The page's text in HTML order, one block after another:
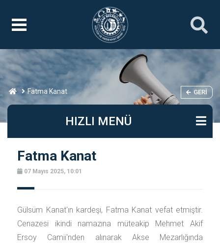
Fatma Kanat GERI
HIZLI MENÜ
Fatma Kanat
07 Mayıs 2025, 10:01
Gülsüm Kanat'ın kardeşi, Fatma Kanat vefat etmiştir.
Cenazesi ikindi namazına müteakip Mehmet Akif
Ersoy Camii'nden alınarak Akse Mezarlığında